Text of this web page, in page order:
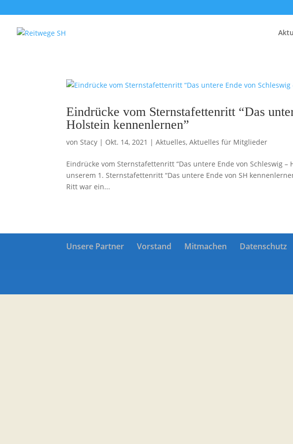
Eindrücke vom Sternstafettenritt “Das
Holstein kennenlernen”
vonStacy | Okt. 14, 2021 |Aktuelles,Aktuelles für Mitglieder
Eindrücke vom Sternstafettenritt “Das untere Ende von Schleswig
unserem 1. Sternstafettenritt “Das untere Ende von SH
Ritt war ein...
Unsere Partner Vorstand Mitmachen Datenschutz